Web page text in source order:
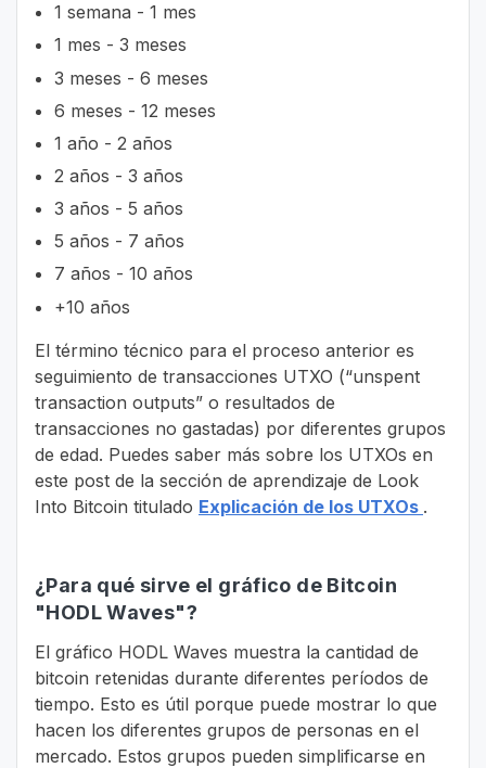
1 semana - 1 mes
1 mes - 3 meses
3 meses - 6 meses
6 meses - 12 meses
1 año - 2 años
2 años - 3 años
3 años - 5 años
5 años - 7 años
7 años - 10 años
+10 años
El término técnico para el proceso anterior es
seguimiento de transacciones UTXO (“unspent
transaction outputs” o resultados de
transacciones no gastadas) por diferentes grupos
de edad. Puedes saber más sobre los UTXOs en
este post de la sección de aprendizaje de Look
Into Bitcoin titulado Explicación de los UTXOs .
¿Para qué sirve el gráfico de Bitcoin
"HODL Waves"?
El gráfico HODL Waves muestra la cantidad de
bitcoin retenidas durante diferentes períodos de
tiempo. Esto es útil porque puede mostrar lo que
hacen los diferentes grupos de personas en el
mercado. Estos grupos pueden simplificarse en